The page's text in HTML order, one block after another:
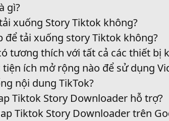
gì?
xuống Story Tiktok không?
để tải xuống story Tiktok không?
tương thích với tất cả các thiết bị
ích mở rộng nào để sử dụng
nội dung TikTok?
Tiktok Story Downloader hỗ trợ?
Tiktok Story Downloader trên